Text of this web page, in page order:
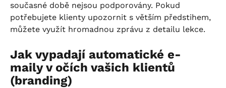
současné době nejsou podporovány. Pokud
potřebujete klienty upozornit s větším předstihem,
můžete využít hromadnou zprávu z detailu lekce.
Jak vypadají automatické e-
maily v očích vašich klientů
(branding)